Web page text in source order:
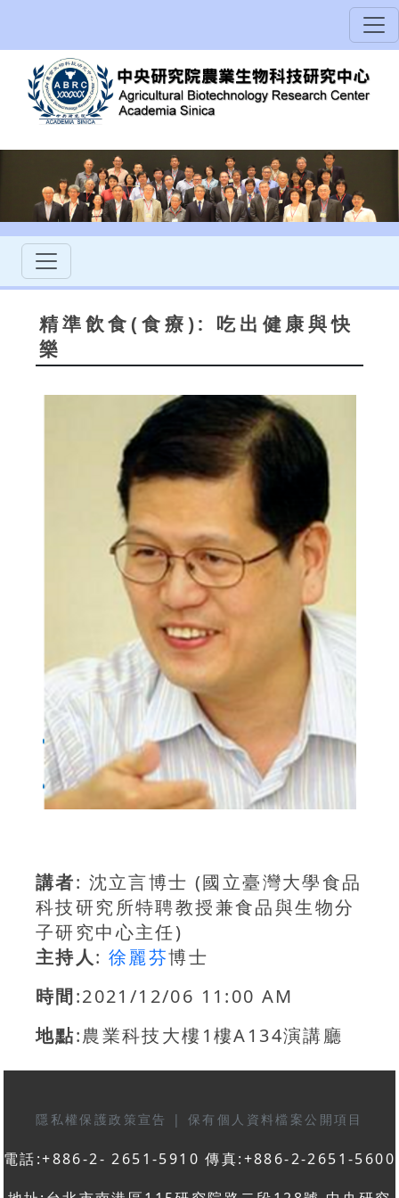
精準飲食(食療): 吃出健康與快
樂
講者: 沈立言博士 (國立臺灣大學食品
科技研究所特聘教授兼食品與生物分
子研究中心主任)
主持人:徐麗芬博士
時間:2021/12/06 11:00 AM
地點:農業科技大樓1樓A134演講廳
隱私權保護政策宣告 | 保有個人資料檔案公開項目
電話:+886-2- 2651-5910 傳真:+886-2-2651-5600